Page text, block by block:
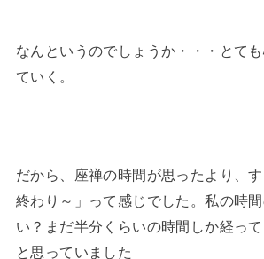
なんというのでしょうか・・・とて
ていく。
だから、座禅の時間が思ったより、
終わり～」って感じでした。私の時
い？まだ半分くらいの時間しか経っ
と思っていました